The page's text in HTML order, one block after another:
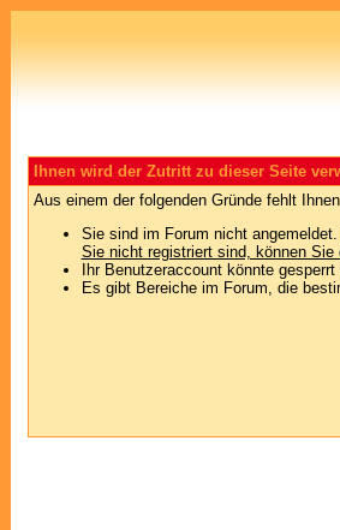
Ihnen wird der Zutritt zu dieser Seite
Aus einem der folgenden Gründe fehlt
Sie sind im Forum nicht
Sie nicht registriert sind, können Sie
Ihr Benutzeraccount könnte
Es gibt Bereiche im Forum, die